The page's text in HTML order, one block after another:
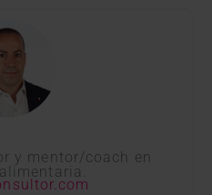
y mentor/coach en